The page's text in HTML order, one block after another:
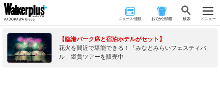
ニュース･連載 おでかけ情報 検 索 メニュー
【臨港パーク席と宿泊ホテルがセット】
花火を間近で堪能できる！「みなとみらいフェスティバ
ル」鑑賞ツアーを販売中